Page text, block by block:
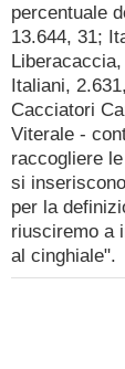
percentuale
13.644, 31;
Italiani,
Cacciatori
Viterale -
raccogliere
si
per la
riusciremo a
al cinghiale".